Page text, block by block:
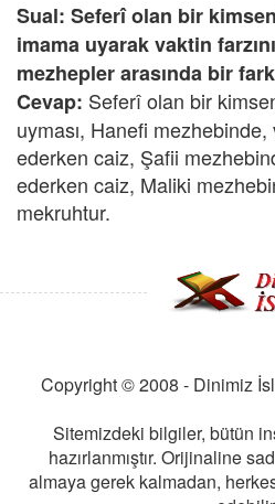
Sual: Seferî olan bir
imama uyarak vaktin
mezhepler arasında bir
Cevap: Seferî olan bir
uyması, Hanefi mezhebinde,
ederken caiz, Şafii
ederken caiz, Maliki
mekruhtur.
Copyright © 2008 - Dinimiz
Sitemizdeki bilgiler, bütün
hazırlanmıştır. Orijinaline
almaya gerek kalmadan,